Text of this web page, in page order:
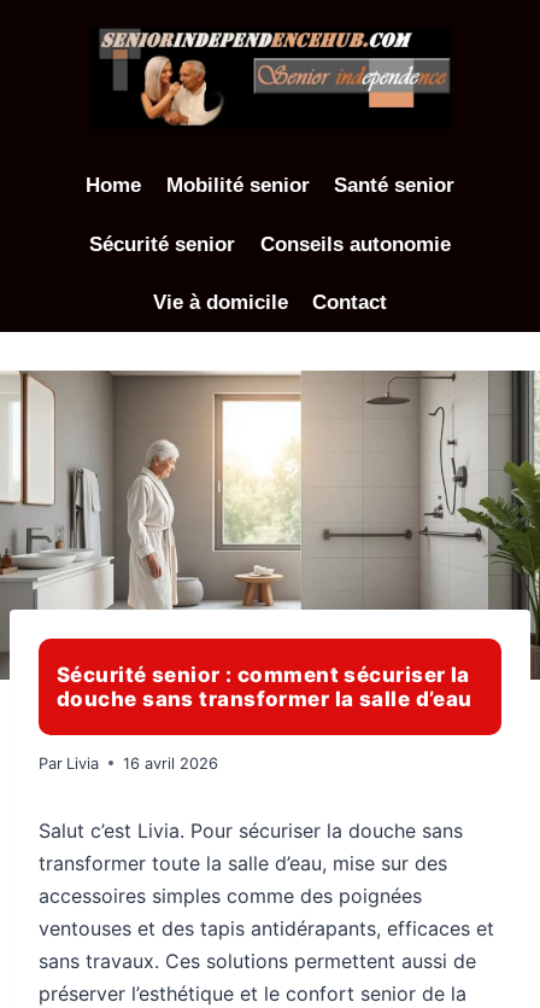
Home Mobilité senior Santé senior
Sécurité senior Conseils autonomie
Vie à domicile Contact
Sécurité senior : comment sécuriser la
douche sans transformer la salle d’eau
Par Livia 16 avril 2026
Salut c’est Livia. Pour sécuriser la douche sans
transformer toute la salle d’eau, mise sur des
accessoires simples comme des poignées
ventouses et des tapis antidérapants, efficaces et
sans travaux. Ces solutions permettent aussi de
préserver l’esthétique et le confort senior de la